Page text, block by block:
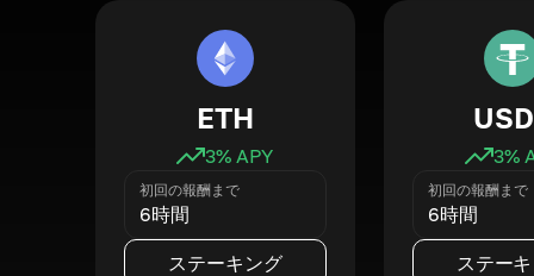
ETH
3% APY
初回の報酬まで
6時間
ステーキング
3%
初回の報酬まで
6時間
ステー